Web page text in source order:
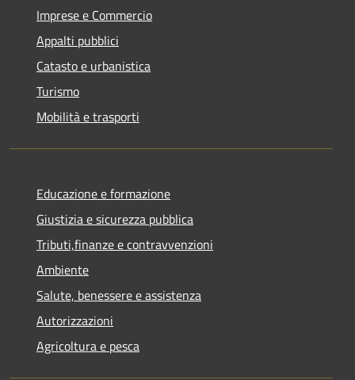
Imprese e Commercio
Appalti pubblici
Catasto e urbanistica
Turismo
Mobilità e trasporti
Educazione e formazione
Giustizia e sicurezza pubblica
Tributi,finanze e contravvenzioni
Ambiente
Salute, benessere e assistenza
Autorizzazioni
Agricoltura e pesca